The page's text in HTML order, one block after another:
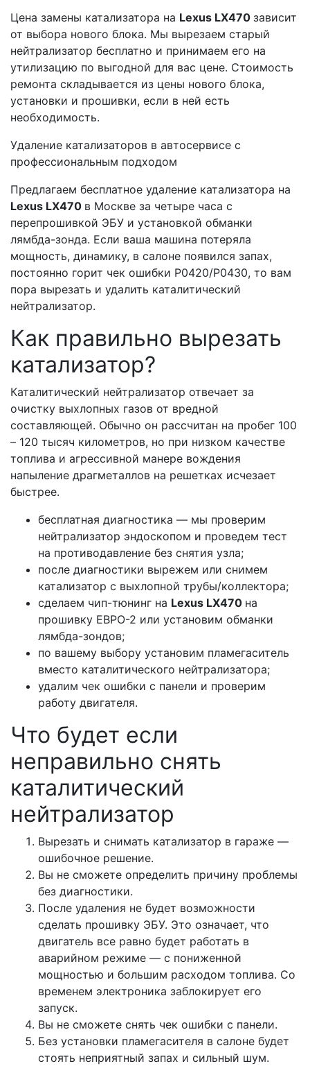
Цена замены катализатора на Lexus LX470 зависит
от выбора нового блока. Мы вырезаем старый
нейтрализатор бесплатно и принимаем его на
утилизацию по выгодной для вас цене. Стоимость
ремонта складывается из цены нового блока,
установки и прошивки, если в ней есть
необходимость.
Удаление катализаторов в автосервисе с
профессиональным подходом
Предлагаем бесплатное удаление катализатора на
Lexus LX470 в Москве за четыре часа с
перепрошивкой ЭБУ и установкой обманки
лямбда-зонда. Если ваша машина потеряла
мощность, динамику, в салоне появился запах,
постоянно горит чек ошибки Р0420/Р0430, то вам
пора вырезать и удалить каталитический
нейтрализатор.
Как правильно вырезать
катализатор?
Каталитический нейтрализатор отвечает за
очистку выхлопных газов от вредной
составляющей. Обычно он рассчитан на пробег 100
– 120 тысяч километров, но при низком качестве
топлива и агрессивной манере вождения
напыление драгметаллов на решетках исчезает
быстрее.
бесплатная диагностика — мы проверим
нейтрализатор эндоскопом и проведем тест
на противодавление без снятия узла;
после диагностики вырежем или снимем
катализатор с выхлопной трубы/коллектора;
сделаем чип-тюнинг на Lexus LX470 на
прошивку ЕВРО-2 или установим обманки
лямбда-зондов;
по вашему выбору установим пламегаситель
вместо каталитического нейтрализатора;
удалим чек ошибки с панели и проверим
работу двигателя.
Что будет если
неправильно снять
каталитический
нейтрализатор
Вырезать и снимать катализатор в гараже —
ошибочное решение.
Вы не сможете определить причину проблемы
без диагностики.
После удаления не будет возможности
сделать прошивку ЭБУ. Это означает, что
двигатель все равно будет работать в
аварийном режиме — с пониженной
мощностью и большим расходом топлива. Со
временем электроника заблокирует его
запуск.
Вы не сможете снять чек ошибки с панели.
Без установки пламегасителя в салоне будет
стоять неприятный запах и сильный шум.